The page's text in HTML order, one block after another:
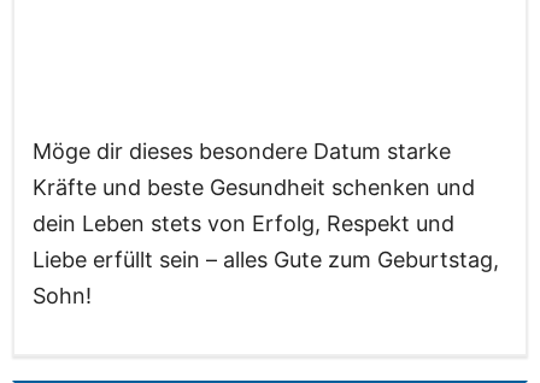
Möge dir dieses besondere Datum starke
Kräfte und beste Gesundheit schenken und
dein Leben stets von Erfolg, Respekt und
Liebe erfüllt sein – alles Gute zum Geburtstag,
Sohn!